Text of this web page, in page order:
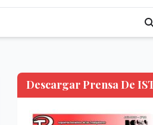
Descargar Prensa De